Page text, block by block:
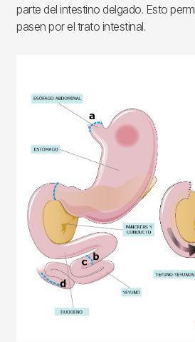
parte del intestino delgado. Esto
pasen por el trato intestinal.